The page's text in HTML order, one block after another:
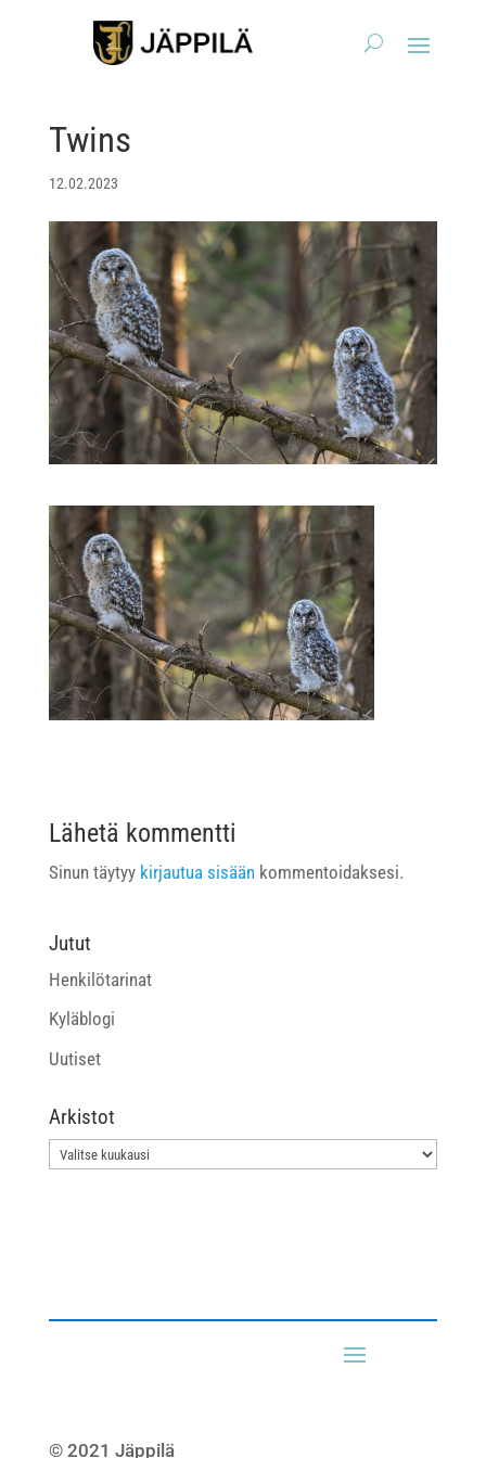
Twins
12.02.2023
Lähetä kommentti
Sinun täytyy kirjautua sisäänkommentoidaksesi.
Jutut
Henkilötarinat
Kyläblogi
Uutiset
Arkistot
Arkistot
© 2021 Jäppilä